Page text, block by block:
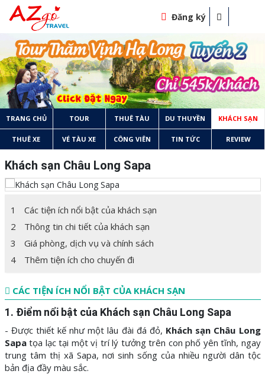
Đăng ký
TRANG CHỦ TOUR THUÊ TÀU DU THUYỀN KHÁCH SẠN
THUÊ XE VÉ TÀU XE CÔNG VIÊN TIN TỨC REVIEW
Khách sạn Châu Long Sapa
1
Các tiện ích nổi bật của khách sạn
2
Thông tin chi tiết của khách sạn
3
Giá phòng, dịch vụ và chính sách
4
Thêm tiện ích cho chuyến đi
CÁC TIỆN ÍCH NỔI BẬT CỦA KHÁCH SẠN
1. Điểm nổi bật của Khách sạn Châu Long Sapa
- Được thiết kế như một lâu đài đá đỏ, Khách sạn Châu Long
Sapatọa lạc tại một vị trí lý tưởng trên con phố yên tĩnh, ngay
trung tâm thị xã Sapa, nơi sinh sống của nhiều người dân tộc
bản địa đầy màu sắc.